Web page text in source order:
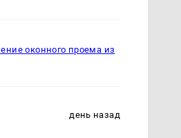
оконного проема из
день назад